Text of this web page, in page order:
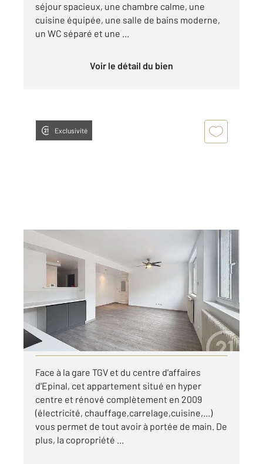
séjour spacieux, une chambre calme, une
cuisine équipée, une salle de bains moderne,
un WC séparé et une ...
Voir le détail du bien
Exclusivité
EPINAL 88
60,81 m2, 3 pièces
Ref : 26493
Appartement F3 à louer
505 €
par mois charges comprises
Visiter le site dédié
Face à la gare TGV et du centre d'affaires
d'Epinal, cet appartement situé en hyper
centre et rénové complètement en 2009
(électricité, chauffage,carrelage,cuisine,...)
vous permet de tout avoir à portée de main. De
plus, la copropriété ...